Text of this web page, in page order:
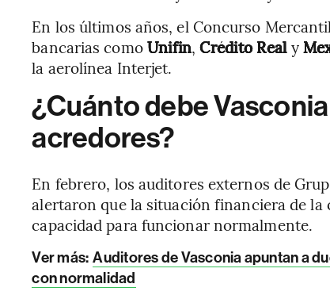
En los últimos años, el Concurso
bancarias comoUnifin,Crédito Realy
la aerolínea Interjet.
¿Cuánto debe
acredores?
En febrero, los auditores externos de
alertaron que la situación financiera de la
capacidad para funcionar normalmente.
Ver más: Auditores de Vasconia apuntan a
con normalidad